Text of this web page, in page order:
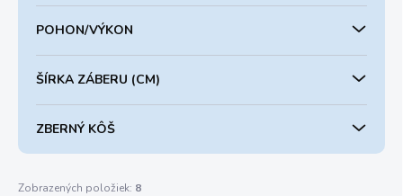
POHON/VÝKON
ŠÍRKA ZÁBERU (CM)
ZBERNÝ KÔŠ
Zobrazených položiek: 8